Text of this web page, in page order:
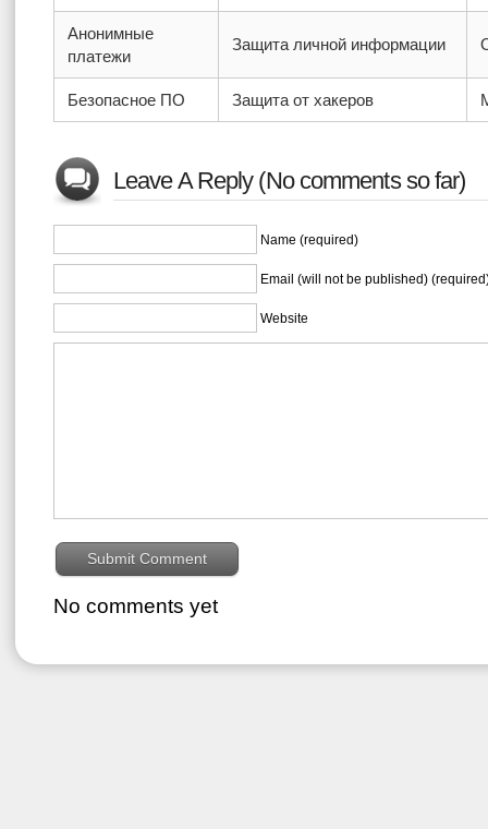
Анонимные
платежи
Защита личной информации
Безопасное ПО Защита от хакеров
Leave A Reply (No comments so far)
Name (required)
Email (will not be published)
Website
No comments yet